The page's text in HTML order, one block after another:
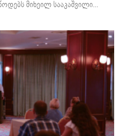
მიხეილ სააკაშვილი...